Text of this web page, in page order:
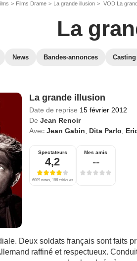
Films Drame La grande illusion VOD La
La
News Bandes-annonces Casting
La grande illusion
Date de reprise 15 février 2012
De Jean Renoir
Avec Jean Gabin Dita Parlo
Spectateurs
4,2
6009 notes, 186 critiques
Mes amis
--
Deux soldats français sont faits
raffiné et respectueux.